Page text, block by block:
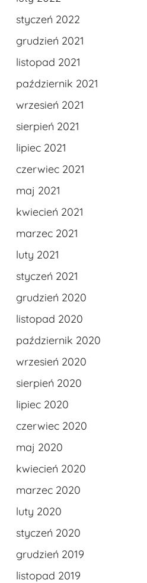
styczeń 2022
grudzień 2021
listopad 2021
październik 2021
wrzesień 2021
sierpień 2021
lipiec 2021
czerwiec 2021
maj 2021
kwiecień 2021
marzec 2021
luty 2021
styczeń 2021
grudzień 2020
listopad 2020
październik 2020
wrzesień 2020
sierpień 2020
lipiec 2020
czerwiec 2020
maj 2020
kwiecień 2020
marzec 2020
luty 2020
styczeń 2020
grudzień 2019
listopad 2019